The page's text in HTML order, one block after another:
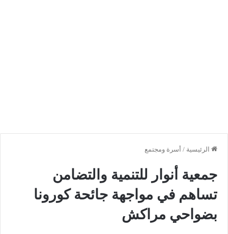
الرئيسية / أسرة ومجتمع
جمعية أنوار للتنمية والتضامن
تساهم في مواجهة جائحة كورونا
بضواحي مراكش